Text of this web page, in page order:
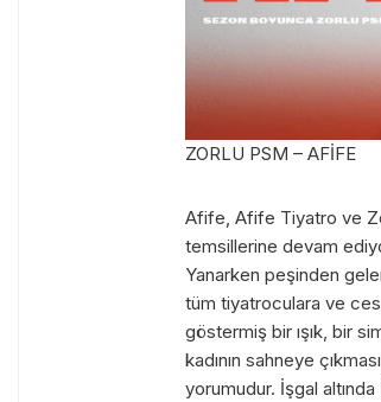
ZORLU PSM – AFİFE
Afife, Afife Tiyatro ve
temsillerine devam
Yanarken peşinden
tüm tiyatroculara ve
göstermiş bir ışık, bir
kadının sahneye
yorumudur. İşgal